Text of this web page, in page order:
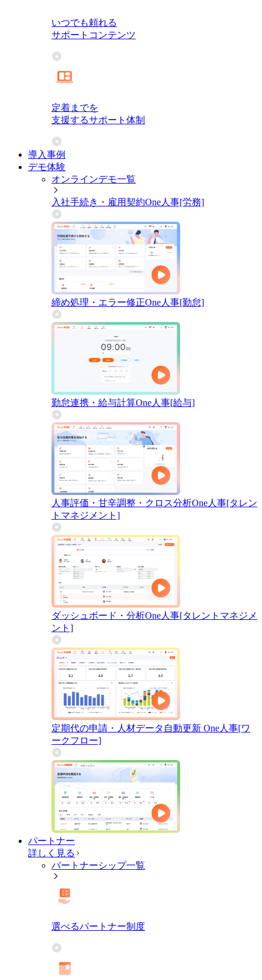
いつでも頼れる
サポートコンテンツ
定着までを
支援するサポート体制
導入事例
デモ体験
オンラインデモ一覧
入社手続き・雇用契約One人事[労務]
締め処理・エラー修正One人事[勤怠]
勤怠連携・給与計算One人事[給与]
人事評価・甘辛調整・クロス分析One人事[タレン
トマネジメント]
ダッシュボード・分析One人事[タレントマネジメ
ント]
定期代の申請・人材データ自動更新 One人事[ワ
ークフロー]
パートナー
詳しく見る
パートナーシップ一覧
選べるパートナー制度